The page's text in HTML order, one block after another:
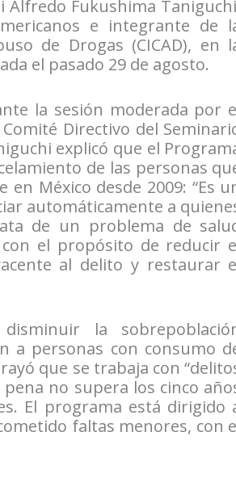
Alfredo Fukushima
e integrante de
de Drogas (CICAD), en
el pasado 29 de agosto.
la sesión moderada por
Directivo del
explicó que el
de las personas
México desde 2009: “Es
automáticamente a
de un problema de
el propósito de reducir
al delito y restaurar
la
a personas con consumo
que se trabaja con
no supera los cinco
El programa está dirigido
faltas menores, con